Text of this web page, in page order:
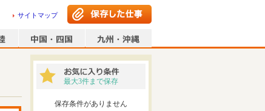
サイトマップ
最大3件まで保存
保存条件がありません